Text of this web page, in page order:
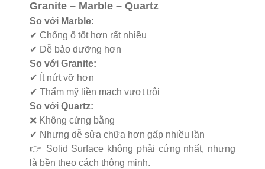
Granite – Marble – Quartz
So với Marble:
✔ Chống ố tốt hơn rất nhiều
✔ Dễ bảo dưỡng hơn
So với Granite:
✔ Ít nứt vỡ hơn
✔ Thẩm mỹ liền mạch vượt trội
So với Quartz:
❌ Không cứng bằng
✔ Nhưng dễ sửa chữa hơn gấp nhiều lần
👉 Solid Surface không phải cứng nhất, nhưng
là bền theo cách thông minh.